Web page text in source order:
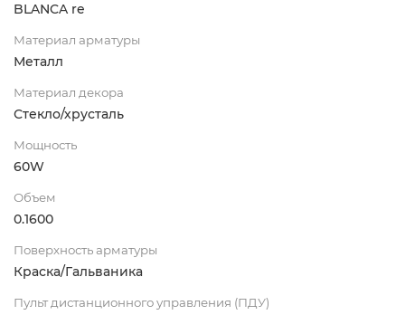
BLANCA re
Материал арматуры
Металл
Материал декора
Стекло/хрусталь
Мощность
60W
Объем
0.1600
Поверхность арматуры
Краска/Гальваника
Пульт дистанционного управления (ПДУ)